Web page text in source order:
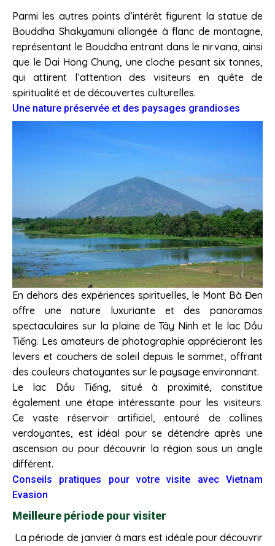
Parmi les autres points d’intérêt figurent la statue de
Bouddha Shakyamuni allongée à flanc de montagne,
représentant le Bouddha entrant dans le nirvana, ainsi
que le Dai Hong Chung, une cloche pesant six tonnes,
qui attirent l’attention des visiteurs en quête de
spiritualité et de découvertes culturelles.
Une nature préservée et des paysages grandioses
En dehors des expériences spirituelles, le Mont Bà Đen
offre une nature luxuriante et des panoramas
spectaculaires sur la plaine de Tây Ninh et le lac Dầu
Tiếng. Les amateurs de photographie apprécieront les
levers et couchers de soleil depuis le sommet, offrant
des couleurs chatoyantes sur le paysage environnant.
Le lac Dầu Tiếng, situé à proximité, constitue
également une étape intéressante pour les visiteurs.
Ce vaste réservoir artificiel, entouré de collines
verdoyantes, est idéal pour se détendre après une
ascension ou pour découvrir la région sous un angle
différent.
Conseils pratiques pour votre visite avec Vietnam
Evasion
Meilleure période pour visiter
La période de janvier à mars est idéale pour découvrir